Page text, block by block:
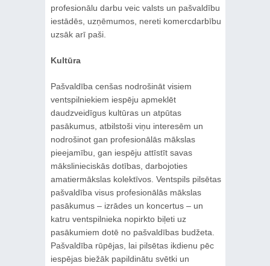
profesionālu darbu veic valsts un pašvaldību
iestādēs, uzņēmumos, nereti komercdarbību
uzsāk arī paši.
Kultūra
Pašvaldība cenšas nodrošināt visiem
ventspilniekiem iespēju apmeklēt
daudzveidīgus kultūras un atpūtas
pasākumus, atbilstoši viņu interesēm un
nodrošinot gan profesionālās mākslas
pieejamību, gan iespēju attīstīt savas
mākslinieciskās dotības, darbojoties
amatiermākslas kolektīvos. Ventspils pilsētas
pašvaldība visus profesionālās mākslas
pasākumus – izrādes un koncertus – un
katru ventspilnieka nopirkto biļeti uz
pasākumiem dotē no pašvaldības budžeta.
Pašvaldība rūpējas, lai pilsētas ikdienu pēc
iespējas biežāk papildinātu svētki un